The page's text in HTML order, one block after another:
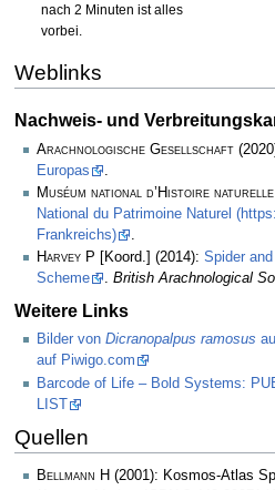
nach 2 Minuten ist alles
vorbei.
Weblinks
Nachweis- und
Arachnologische Gesellschaft
Europas
.
Muséum national d’Histoire naturelle
National du Patrimoine Naturel
Frankreichs)
.
Harvey P [Koord.] (2014): Spider
Scheme
. British Arachnological
Weitere Links
Bilder von Dicranopalpus ramosus
auf Piwigo.com
Barcode of Life – Bold Systems:
LIST
Quellen
Bellmann H (2001): Kosmos-Atlas